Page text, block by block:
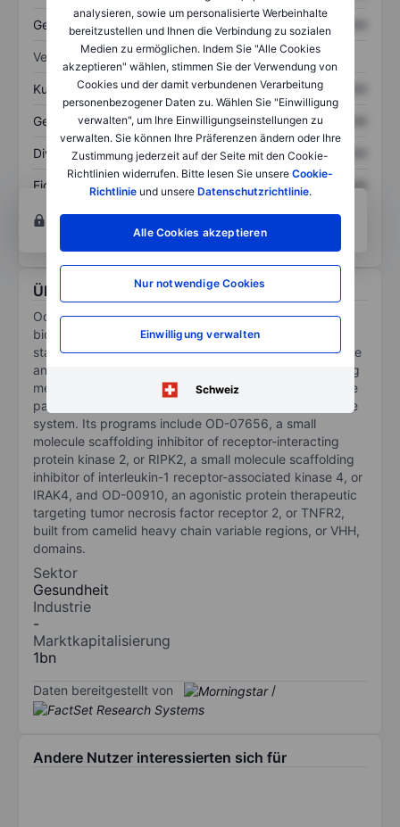
analysieren, sowie um personalisierte Werbeinhalte
bereitzustellen und Ihnen die Verbindung zu sozialen
Medien zu ermöglichen. Indem Sie "Alle Cookies
akzeptieren" wählen, stimmen Sie der Verwendung von
Cookies und der damit verbundenen Verarbeitung
personenbezogener Daten zu. Wählen Sie "Einwilligung
verwalten", um Ihre Einwilligungseinstellungen zu
verwalten. Sie können Ihre Präferenzen ändern oder Ihre
Zustimmung jederzeit auf der Seite mit den Cookie-
Richtlinien widerrufen. Bitte lesen Sie unsere Cookie-
Richtlinieund unsere Datenschutzrichtlinie.
Alle Cookies akzeptieren
Nur notwendige Cookies
Einwilligung verwalten
Schweiz
Gesamtschulden XXXXXXX XXXXXXX
Verhältnisse
Kurs/Umsatz XXXXXXX XXXXXXX
Gewinn je Aktie XXXXXXX XXXXXXX
Dividende je Aktie XXXXXXX XXXXXXX
Eigenkapitalrendite XXXXXXX
XXXXXXX
Konto eröffnenum Zugriff auf mehr Diagramm-
und Analyse-Tools zu erhalten.
Über Odyssey Therapeutics Inc
Odyssey Therapeutics Inc is a clinical-stage
biopharmaceutical company seeking to transform the
standard of care for patients suffering from autoimmune
and inflammatory diseases. The Company is developing
medicines that are designed to precisely target disease
pathology with an initial emphasis on the innate immune
system. Its programs include OD-07656, a small
molecule scaffolding inhibitor of receptor-interacting
protein kinase 2, or RIPK2, a small molecule scaffolding
inhibitor of interleukin-1 receptor-associated kinase 4, or
IRAK4, and OD-00910, an agonistic protein therapeutic
targeting tumor necrosis factor receptor 2, or TNFR2,
built from camelid heavy chain variable regions, or VHH,
domains.
Sektor
Gesundheit
Industrie
-
Marktkapitalisierung
1bn
Daten bereitgestellt von /
Andere Nutzer interessierten sich für